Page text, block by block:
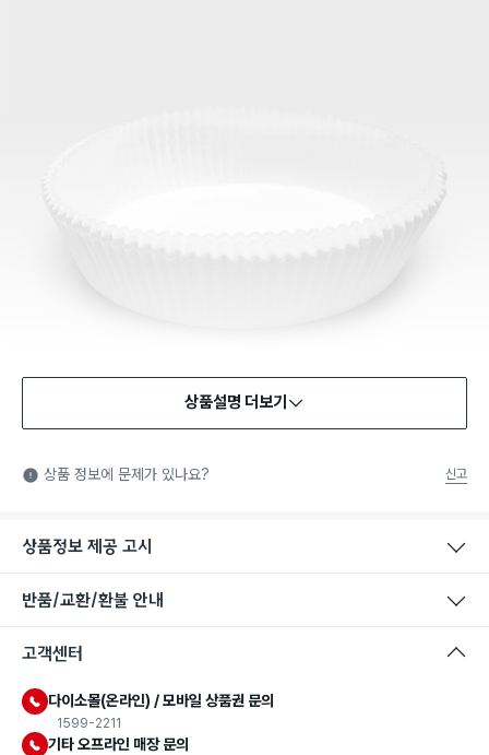
식품용 기구: 식품위생법에서 정한 규격에 따라 제조되어 식품 또
는 식품첨가물에 사용할 수 있는 식품용기구라는 표시입니다.
상품설명 더보기
상품 정보에 문제가 있나요? 신고
상품정보 제공 고시
반품/교환/환불 안내
고객센터
다이소몰(온라인) / 모바일 상품권 문의
1599-2211
기타 오프라인 매장 문의